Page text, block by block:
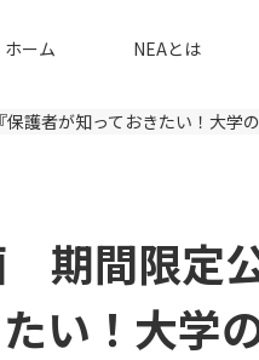
ホーム NEAとは
護者が知っておきたい！大学
期間限定
い！大学